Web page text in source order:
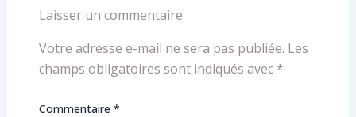
Laisser un commentaire
Votre adresse e-mail ne sera pas publiée. Les
champs obligatoires sont indiqués avec *
Commentaire *